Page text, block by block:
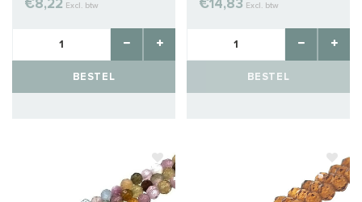
€8,22 Excl. btw
BESTEL
€14,83 Excl. btw
BESTEL